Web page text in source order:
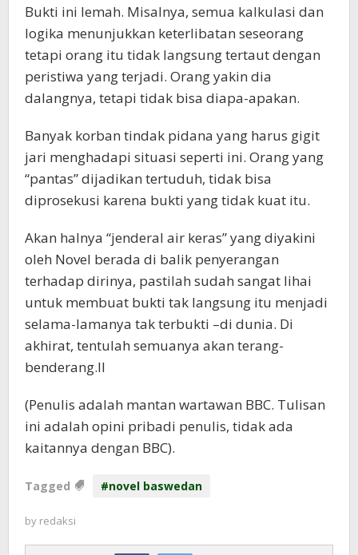
Bukti ini lemah. Misalnya, semua kalkulasi dan
logika menunjukkan keterlibatan seseorang
tetapi orang itu tidak langsung tertaut dengan
peristiwa yang terjadi. Orang yakin dia
dalangnya, tetapi tidak bisa diapa-apakan.
Banyak korban tindak pidana yang harus gigit
jari menghadapi situasi seperti ini. Orang yang
“pantas” dijadikan tertuduh, tidak bisa
diprosekusi karena bukti yang tidak kuat itu.
Akan halnya “jenderal air keras” yang diyakini
oleh Novel berada di balik penyerangan
terhadap dirinya, pastilah sudah sangat lihai
untuk membuat bukti tak langsung itu menjadi
selama-lamanya tak terbukti –di dunia. Di
akhirat, tentulah semuanya akan terang-
benderang.II
(Penulis adalah mantan wartawan BBC. Tulisan
ini adalah opini pribadi penulis, tidak ada
kaitannya dengan BBC).
Tagged #novel baswedan
by redaksi